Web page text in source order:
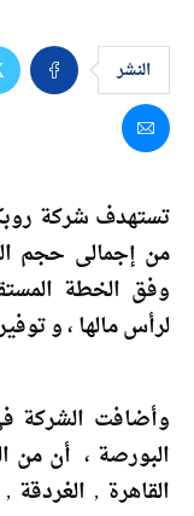
النشر
وفق الخطة
لرأس مالها ، و
وأضافت الشركة
البورصة ، أن من
القاهرة ,